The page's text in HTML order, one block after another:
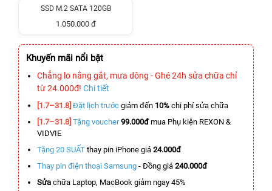
SSD M.2 SATA 120GB
1.050.000 đ
Khuyến mãi nổi bật
Chẳng lo nắng gắt, mưa dông - Ghé 24h sửa chữa chỉ
từ 24.000đ! Chi tiết
[1.7–31.8] Đặt lịch trước giảm đến 10% chi phí sửa chữa
[1.7–31.8] Tặng voucher 99.000đmua Phụ kiện REXON &
VIDVIE
Tặng 20 SUẤT thay pin iPhone giá 24.000đ
Thay pin điện thoại Samsung - Đồng giá 240.000đ
Sửa chữa Laptop, MacBook giảm ngay 45%